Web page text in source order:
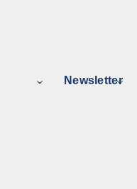
Newsletter